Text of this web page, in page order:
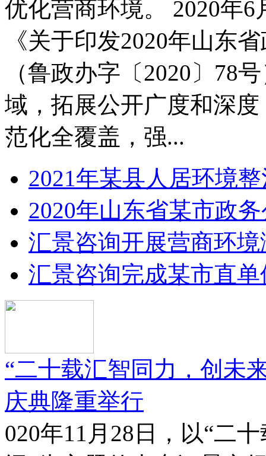
优化营商环境。 2020年
《关于印发2020年山东
（鲁政办字〔2020〕78
域，拓展公开广度和深
范化全覆盖，强...
2021年某县人居环境
2020年山东省某市政
汇景咨询开展营商环
汇景咨询完成某市直
“二十载汇智同力，创未
庆典隆重举行
020年11月28日，以“二